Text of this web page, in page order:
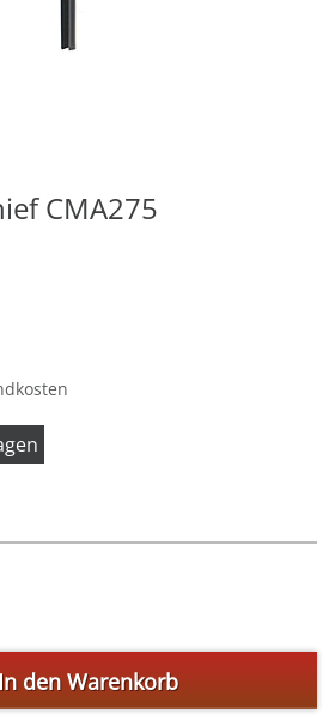
CMA275
In den Warenkorb